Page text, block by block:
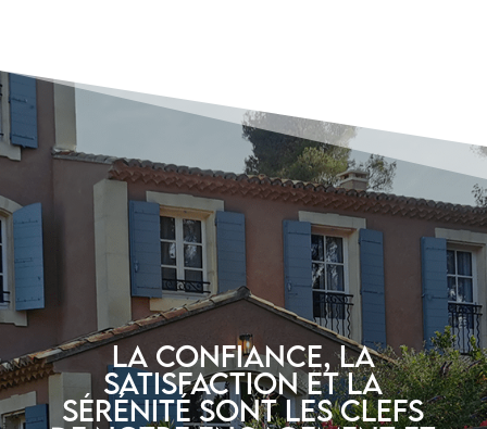
La confiance, la
satisfaction et la
sérénité sont les clefs